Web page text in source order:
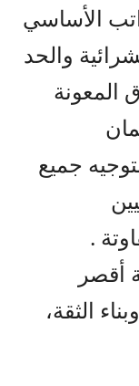
الأساسي
والحد
المعونة
جميع
.
أقصر
الثقة،